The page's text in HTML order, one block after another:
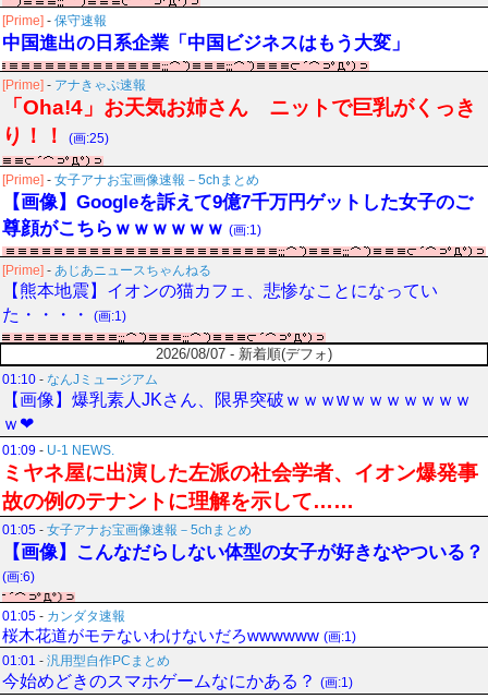
[Prime] - 保守速報
中国進出の日系企業「中国ビジネスはもう大変」
[Prime] - アナきゃぷ速報
「Oha!4」お天気お姉さん ニットで巨乳がくっき
り！！
(画:25)
[Prime] - 女子アナお宝画像速報－5chまとめ
【画像】Googleを訴えて9億7千万円ゲットした女子のご
尊顔がこちらｗｗｗｗｗｗ (画:1)
[Prime] - あじあニュースちゃんねる
【熊本地震】イオンの猫カフェ、悲惨なことになってい
た・・・・
(画:1)
2026/08/07 - 新着順(デフォ)
01:10 - なんJミュージアム
【画像】爆乳素人JKさん、限界突破ｗｗｗwｗｗｗｗｗｗｗ
ｗ❤
01:09 - U-1 NEWS.
ミヤネ屋に出演した左派の社会学者、イオン爆発事
故の例のテナントに理解を示して……
01:05 - 女子アナお宝画像速報－5chまとめ
【画像】こんなだらしない体型の女子が好きなやついる？
(画:6)
01:05 - カンダタ速報
桜木花道がモテないわけないだろwwwwww (画:1)
01:01 - 汎用型自作PCまとめ
今始めどきのスマホゲームなにかある？ (画:1)